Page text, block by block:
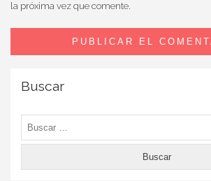
la próxima vez que comente.
Buscar
Buscar: